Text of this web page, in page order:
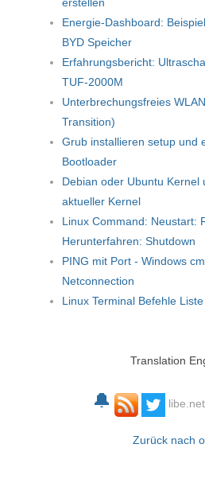
erstellen
Energie-Dashboard:
BYD Speicher
Erfahrungsbericht:
TUF-2000M
Unterbrechungsfreies
Transition)
Grub installieren setup und
Bootloader
Debian oder Ubuntu Kernel
aktueller Kernel
Linux Command: Neustart:
Herunterfahren: Shutdown
PING mit Port - Windows
Netconnection
Linux Terminal Befehle
Translation
🔔 libe.net
Zurück nach